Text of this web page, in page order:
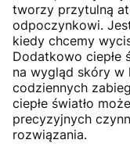
tworzy przytulną
odpoczynkowi.
kiedy chcemy
Dodatkowo ciepłe
na wygląd skóry
codziennych
ciepłe światło
precyzyjnych
rozwiązania.